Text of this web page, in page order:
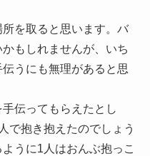
を取ると思います。バ
もしれませんが、いち
うにも無理があると思
伝ってもらえたとし
で抱き抱えたのでしょう
うに1人はおんぶ抱っこ